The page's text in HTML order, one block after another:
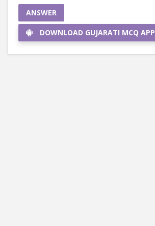
ANSWER
DOWNLOAD GUJARATI MCQ APP